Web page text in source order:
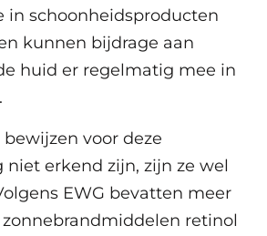
in schoonheidsproducten
kunnen bijdrage aan
huid er regelmatig mee in
voor deze
erkend zijn, zijn ze wel
EWG bevatten meer
zonnebrandmiddelen retinol